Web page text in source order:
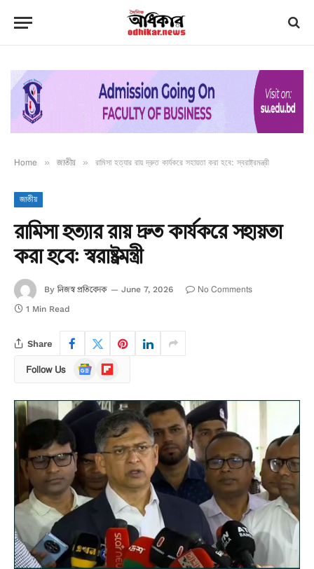
Home » জাতীয় » রামিসা হত্যার রায় দ্রুত কার্যকরে সহায়তা করা হবে: স্বরাষ্ট্রমন্ত্রী
জাতীয়
রামিসা হত্যার রায় দ্রুত কার্যকরে সহায়তা
করা হবে: স্বরাষ্ট্রমন্ত্রী
By নিজস্ব প্রতিবেদক June 7, 2026 No Comments
1 Min Read
Share
Follow Us
Google
News
Flipboard